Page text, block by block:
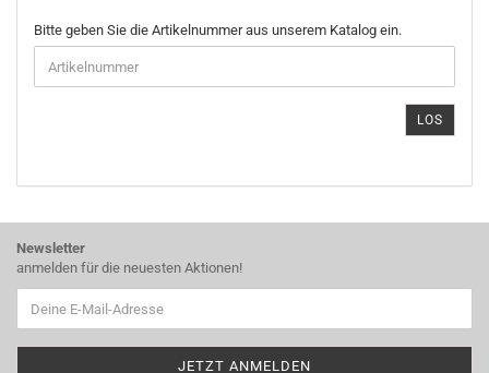
BITTE
GEBEN
SIE
DIE
EIN.
Bitte geben Sie die Artikelnummer aus unserem Katalog ein.
LOS
Newsletter
anmelden für die neuesten Aktionen!